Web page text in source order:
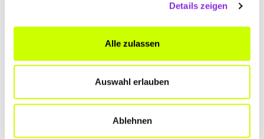
Details zeigen
Alle zulassen
Auswahl erlauben
Ablehnen